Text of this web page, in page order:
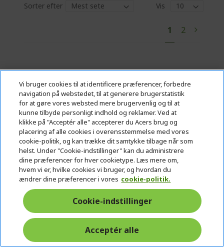
Sorter efter
Vis
Y
o
e
c
u
r
r
e
n
t
l
e
1
P
2
P
e
N
t
indsamle anmeldelser. Trusted Shops har truffet rimelige og passende
forholdsregler for at sikre, at dette er ægte anmeldelser. Flere oplysninger
* Opgraderingens timing kan variere efter enhed. Funktioner og
tilgængeligheden af apps kan variere efter område. Visse funktioner kræver
specifik hardware (se
https://www.microsoft.com/da-dk/windows/windows-11-specifications).
ACER h
i
d
d
e
n
h
i
d
d
ACCOUNTh
i
ACER STORE
Vi bruger cookies til at identificere præferencer, forbedre
navigation på webstedet, til at generere brugerstatistik
for at gøre vores websted mere brugervenlig og til at
kunne tilbyde personligt indhold og reklamer. Ved at
klikke på "Acceptér alle" accepterer du Acers brug og
placering af alle cookies i overensstemmelse med vores
cookie-politik, og kan trække dit samtykke tilbage når som
helst. Under "Cookie-indstillinger" kan du administrere
dine præferencer for hver cookietype. Læs mere om,
hvem vi er, hvilke cookies vi bruger, og hvordan du
ændrer dine præferencer i vores cookie-politik.
Cookie-indstillinger
Acceptér alle